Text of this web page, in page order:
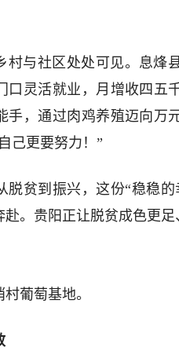
村与社区处处可见。息烽
口灵活就业，月增收四五
手，通过肉鸡养殖迈向万
己更要努力！”
脱贫到振兴，这份“稳稳
。贵阳正让脱贫成色更足
葡萄基地。